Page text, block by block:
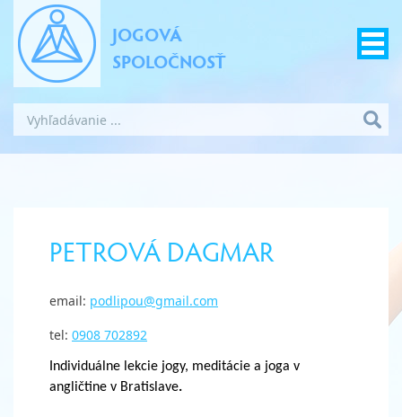
JOGOVÁ
SPOLOČNOSŤ
PETROVÁ DAGMAR
email: podlipou@gmail.com
tel: 0908 702892
Individuálne lekcie jogy, meditácie a joga v
angličtine v Bratislave.